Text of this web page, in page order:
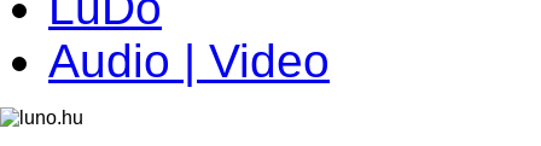
Audio | Video